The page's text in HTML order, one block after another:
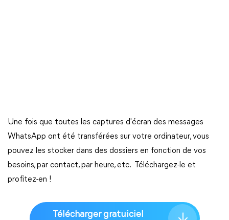
Une fois que toutes les captures d'écran des messages
WhatsApp ont été transférées sur votre ordinateur, vous
pouvez les stocker dans des dossiers en fonction de vos
besoins, par contact, par heure, etc. Téléchargez-le et
profitez-en !
Télécharger gratuiciel